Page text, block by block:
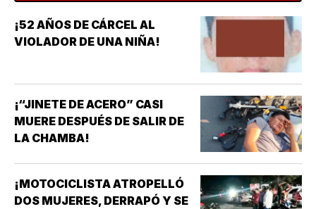
¡52 AÑOS DE CÁRCEL AL
VIOLADOR DE UNA NIÑA!
¡“JINETE DE ACERO” CASI
MUERE DESPUÉS DE SALIR DE
LA CHAMBA!
¡MOTOCICLISTA ATROPELLÓ
DOS MUJERES, DERRAPÓ Y SE